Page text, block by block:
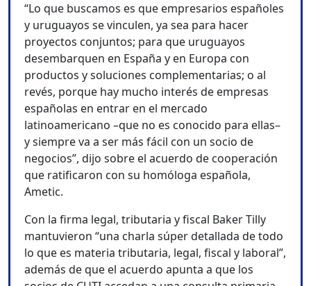
“Lo que buscamos es que empresarios españoles
y uruguayos se vinculen, ya sea para hacer
proyectos conjuntos; para que uruguayos
desembarquen en España y en Europa con
productos y soluciones complementarias; o al
revés, porque hay mucho interés de empresas
españolas en entrar en el mercado
latinoamericano –que no es conocido para ellas–
y siempre va a ser más fácil con un socio de
negocios”, dijo sobre el acuerdo de cooperación
que ratificaron con su homóloga española,
Ametic.
Con la firma legal, tributaria y fiscal Baker Tilly
mantuvieron “una charla súper detallada de todo
lo que es materia tributaria, legal, fiscal y laboral”,
además de que el acuerdo apunta a que los